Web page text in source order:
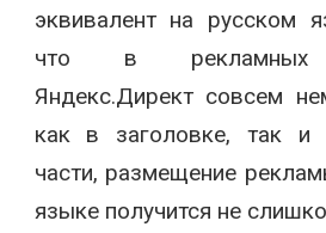
эквивалент на русском
что в рекламных
Яндекс.Директ совсем
как в заголовке, так и
части, размещение
языке получится не